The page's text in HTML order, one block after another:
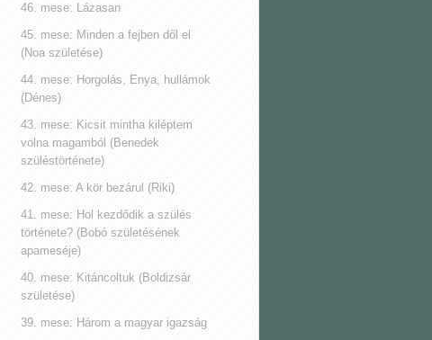
46. mese: Lázasan
45. mese: Minden a fejben dől el
(Noa születése)
44. mese: Horgolás, Enya, hullámok
(Dénes)
43. mese: Kicsit mintha kiléptem
volna magamból (Benedek
szüléstörténete)
42. mese: A kör bezárul (Riki)
41. mese: Hol kezdődik a szülés
története? (Bobó születésének
apameséje)
40. mese: Kitáncoltuk (Boldizsár
születése)
39. mese: Három a magyar igazság